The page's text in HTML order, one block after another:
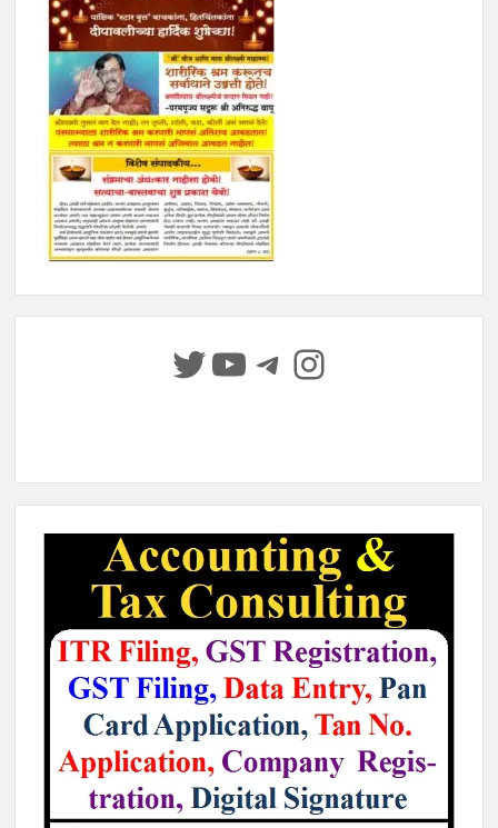
Twitter
YouTube
Telegram
Instagram